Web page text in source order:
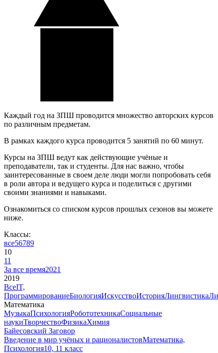
Каждый год на ЗПШ проводится множество авторских курсов
по различным предметам.
В рамках каждого курса проводится 5 занятий по 60 минут.
Курсы на ЗПШ ведут как действующие учёные и
преподаватели, так и студенты. Для нас важно, чтобы
заинтересованные в своем деле люди могли попробовать себя
в роли автора и ведущего курса и поделиться с другими
своими знаниями и навыками.
Ознакомиться со списком курсов прошлых сезонов вы можете
ниже.
Классы:
все56789
10
11
За все время2021
2019
ВсеIT,
ПрограммированиеБиологияИскусствоИсторияЛингвистика
Математика
МузыкаПсихологияРобототехникаСоциальные
наукиТворчествоФизикаХимия
Байесовский Заговор
Введение в мир учёных и рационалистовМатематика,
Психология10, 11 класс